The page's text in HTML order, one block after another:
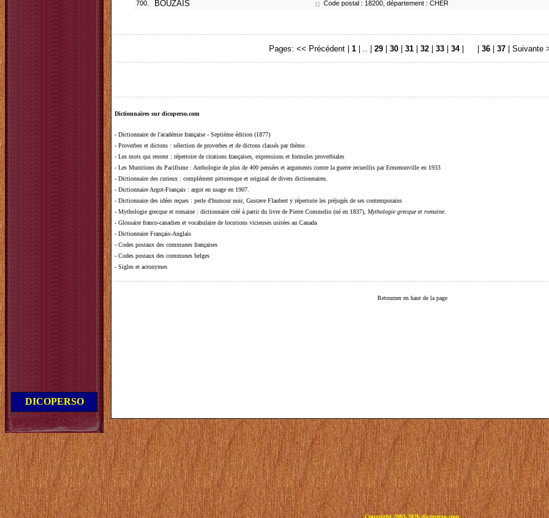
DICOPERSO
700.
BOUZAIS [ ] Code postal : 18200, département : CHER
Pages: << Précédent| 1| .. | 29| 30| 31| 32| 33| 34| 36| 37| Suivante
Dictionnaires sur dicoperso.com
- Dictionnaire de l'académie française - Septième édition (1877)
- Proverbes et dictons : sélection de proverbes et de dictons classés par thème.
- Les mots qui restent : répertoire de citations françaises, expressions et formules proverbiales
- Les Munitions du Pacifisme : Anthologie de plus de 400 pensées et arguments contre la guerre recueillis par Ermenonville en 1933
- Dictionnaire des curieux : complément pittoresque et original de divers dictionnaires.
- Dictionnaire Argot-Français : argot en usage en 1907.
- Dictionnaire des idées reçues : perle d'humour noir, Gustave Flaubert y répertorie les préjugés de ses contemporains
- Mythologie grecque et romaine : dictionnaire créé à partir du livre de Pierre Commelin (né en 1837), Mythologie grecque et romaine.
- Glossaire franco-canadien et vocabulaire de locutions vicieuses usitées au Canada
- Dictionnaire Français-Anglais
- Codes postaux des communes françaises
- Codes postaux des communes belges
- Sigles et acronymes
Retourner en haut de la page
Copyright 2003-2026 dicoperso.com